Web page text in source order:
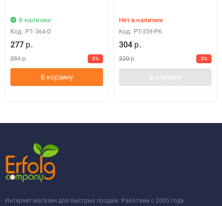
В наличии
Код: PT- 364-D
277 р.
291р. 5%
В корзину
Нет в наличии
Код: РТ-359-РК
304 р.
320р. 5%
В корзину
Интернет магазин для быстрых продаж. Работаем с 2005 года.